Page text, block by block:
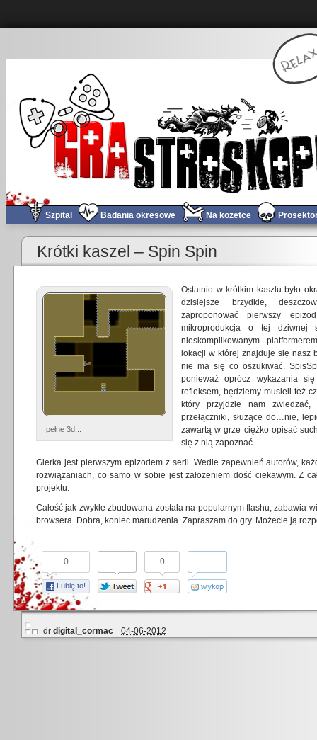
Szpital Badania okresowe Na kozetce
„Threads” – już nie tak cudowne postapo…
Krótki kaszel – Spin Spin
pełne 3d...
Ostatnio w krótkim kaszlu było
dzisiejsze brzydkie,
zaproponować pierwszy
mikroprodukcja o tej dziwnej
nieskomplikowanym
lokacji w której znajduje się nasz
nie ma się co oszukiwać.
ponieważ oprócz wykazania
refleksem, będziemy musieli też
który przyjdzie nam
przełączniki, służące do…nie,
zawartą w grze ciężko opisać
się z nią zapoznać.
Gierka jest pierwszym epizodem z serii. Wedle zapewnień autorów,
rozwiązaniach, co samo w sobie jest założeniem dość ciekawym. Z
projektu.
Całość jak zwykle zbudowana została na popularnym flashu, zabawia
browsera. Dobra, koniec marudzenia. Zapraszam do gry. Możecie ją
0
Lubię to!
0
dr digital_cormac 04-06-2012